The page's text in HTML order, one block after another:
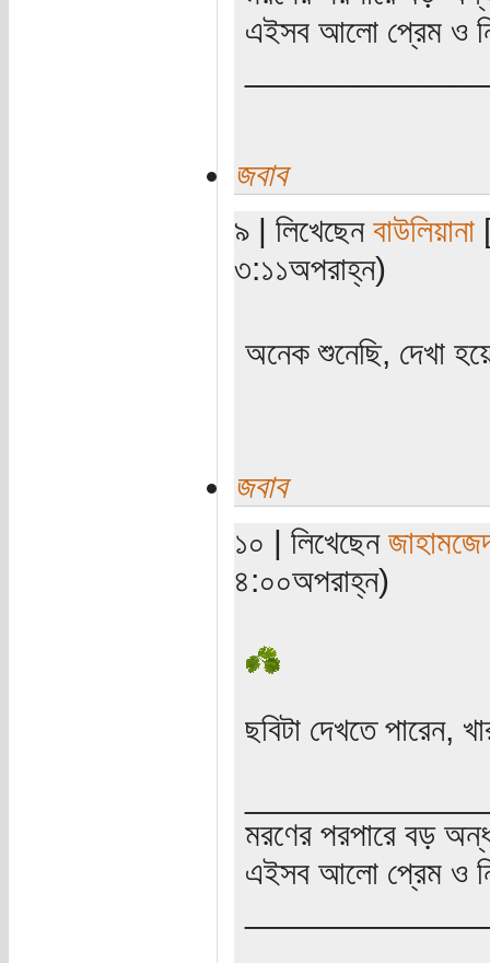
এইসব আলো প্রেম ও
জবাব
৯ | লিখেছেন বাউলিয়ানা
৩:১১অপরাহ্ন)
অনেক শুনেছি, দেখা
জবাব
১০ | লিখেছেন
৪:০০অপরাহ্ন)
ছবিটা দেখতে পারেন,
মরণের পরপারে বড়
এইসব আলো প্রেম ও